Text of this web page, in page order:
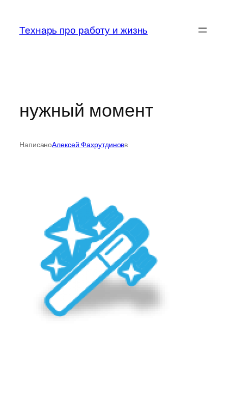
содержимому
Технарь про работу и жизнь
нужный момент
НаписаноАлексей Фахрутдиновв